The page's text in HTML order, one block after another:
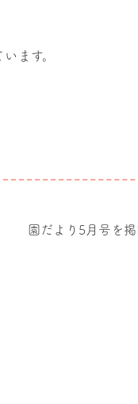
ます。
園だより5月号を